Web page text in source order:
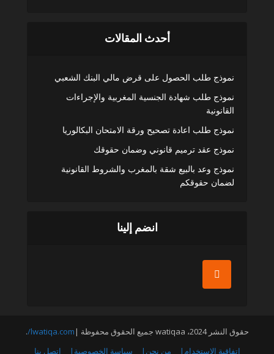
أحدث المقالات
نموذج طلب الحصول على قرض مالي البنك الشعبي
نموذج طلب شهادة الجنسية المغربية والإجراءات
القانونية
نموذج طلب اعادة تصحيح ورقة الامتحان البكالوريا
نموذج عقد ترميم قانوني وضمان حقوقك
نموذج وعد بالبيع شقة بالمغرب والشروط القانونية
لضمان حقوقكم
انضم إلينا
حقوق النشر 2024، watiqaa جميع الحقوق محفوظة | lwatiqa.com/
.
اتفاقية الاستخدام|
من نحن| سياسة الخصوصية| إتصل بنا